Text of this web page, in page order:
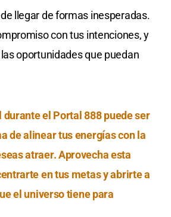
llegar de formas inesperadas.
con tus intenciones, y
oportunidades que puedan
el Portal 888 puede ser
de alinear tus energías con la
atraer. Aprovecha esta
en tus metas y abrirte a
el universo tiene para